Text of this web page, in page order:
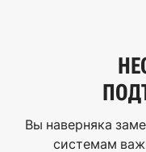
Вы наверняка
системам